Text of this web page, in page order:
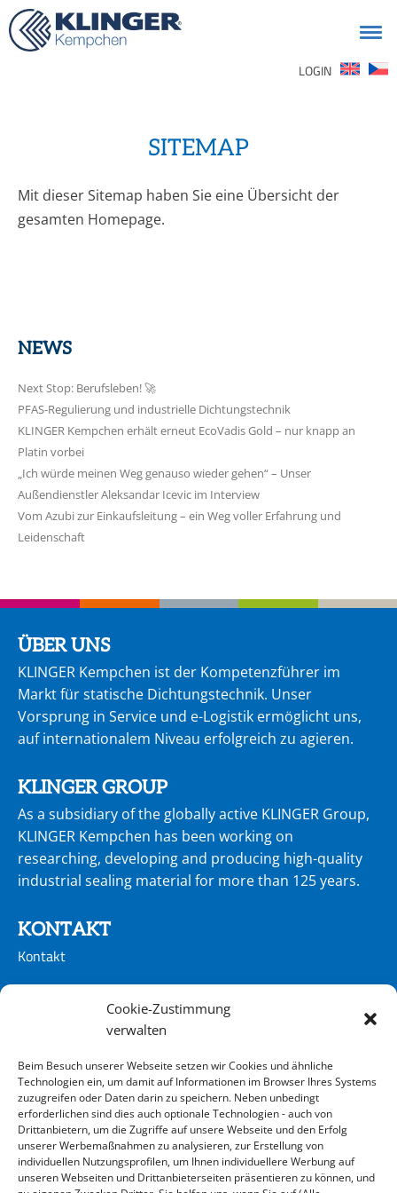
Cookie-Zustimmung
verwalten
Beim Besuch unserer Webseite setzen wir Cookies und ähnliche
Technologien ein, um damit auf Informationen im Browser Ihres Systems
zuzugreifen oder Daten darin zu speichern. Neben unbedingt
erforderlichen sind dies auch optionale Technologien - auch von
Drittanbietern, um die Zugriffe auf unsere Webseite und den Erfolg
unserer Werbemaßnahmen zu analysieren, zur Erstellung von
individuellen Nutzungsprofilen, um Ihnen individuellere Werbung auf
unseren Webseiten und Drittanbieterseiten präsentieren zu können, und
LOGIN
SITEMAP
Mit dieser Sitemap haben Sie eine Übersicht der
gesamten Homepage.
NEWS
Next Stop: Berufsleben! 🚀
PFAS-Regulierung und industrielle Dichtungstechnik
KLINGER Kempchen erhält erneut EcoVadis Gold – nur knapp an
Platin vorbei
„Ich würde meinen Weg genauso wieder gehen“ – Unser
Außendienstler Aleksandar Icevic im Interview
Vom Azubi zur Einkaufsleitung – ein Weg voller Erfahrung und
Leidenschaft
ÜBER UNS
KLINGER Kempchen ist der Kompetenzführer im
Markt für statische Dichtungstechnik. Unser
Vorsprung in Service und e-Logistik ermöglicht uns,
auf internationalem Niveau erfolgreich zu agie­ren.
KLINGER GROUP
As a subsidiary of the globally active KLINGER Group,
KLINGER Kempchen has been working on
researching, developing and producing high-quality
industrial sealing material for more than 125 years.
KONTAKT
Kontakt
CONTACT
ADRESSE
KLINGER Kempchen GmbH
Im Waldteich 21 » D-46147 Oberhausen
T +49 208-8482-0 » F +49 208-8482-285
info@klinger-kempchen.de